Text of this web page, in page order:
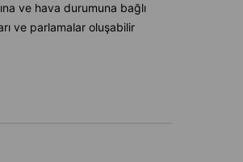
ve hava durumuna bağlı
ve parlamalar oluşabilir